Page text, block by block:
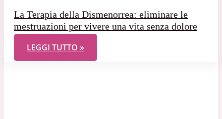
La Terapia della Dismenorrea: eliminare le
mestruazioni per vivere una vita senza dolore
LA TERAPIA DELLA DISMENORREA: ELIMINARE LE
LEGGI TUTTO »